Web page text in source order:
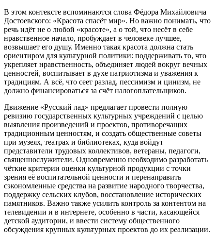
В этом контексте вспоминаются слова Фёдора Михайловича
Достоевского: «Красота спасёт мир». Но важно понимать, что
речь идёт не о любой «красоте», а о той, что несёт в себе
нравственное начало, пробуждает в человеке лучшее,
возвышает его душу. Именно такая красота должна стать
ориентиром для культурной политики: поддерживать то, что
укрепляет нравственность, объединяет людей вокруг вечных
ценностей, воспитывает в духе патриотизма и уважения к
традициям. А всё, что сеет разлад, пессимизм и цинизм, не
должно финансироваться за счёт налогоплательщиков.
Движение «Русский лад» предлагает провести полную
ревизию государственных культурных учреждений с целью
выявления произведений и проектов, противоречащих
традиционным ценностям, и создать общественные советы
при музеях, театрах и библиотеках, куда войдут
представители трудовых коллективов, ветераны, педагоги,
священнослужители. Одновременно необходимо разработать
чёткие критерии оценки культурной продукции с точки
зрения её воспитательной ценности и перенаправить
сэкономленные средства на развитие народного творчества,
поддержку сельских клубов, восстановление исторических
памятников. Важно также усилить контроль за контентом на
телевидении и в интернете, особенно в части, касающейся
детской аудитории, и ввести систему общественного
обсуждения крупных культурных проектов до их реализации.